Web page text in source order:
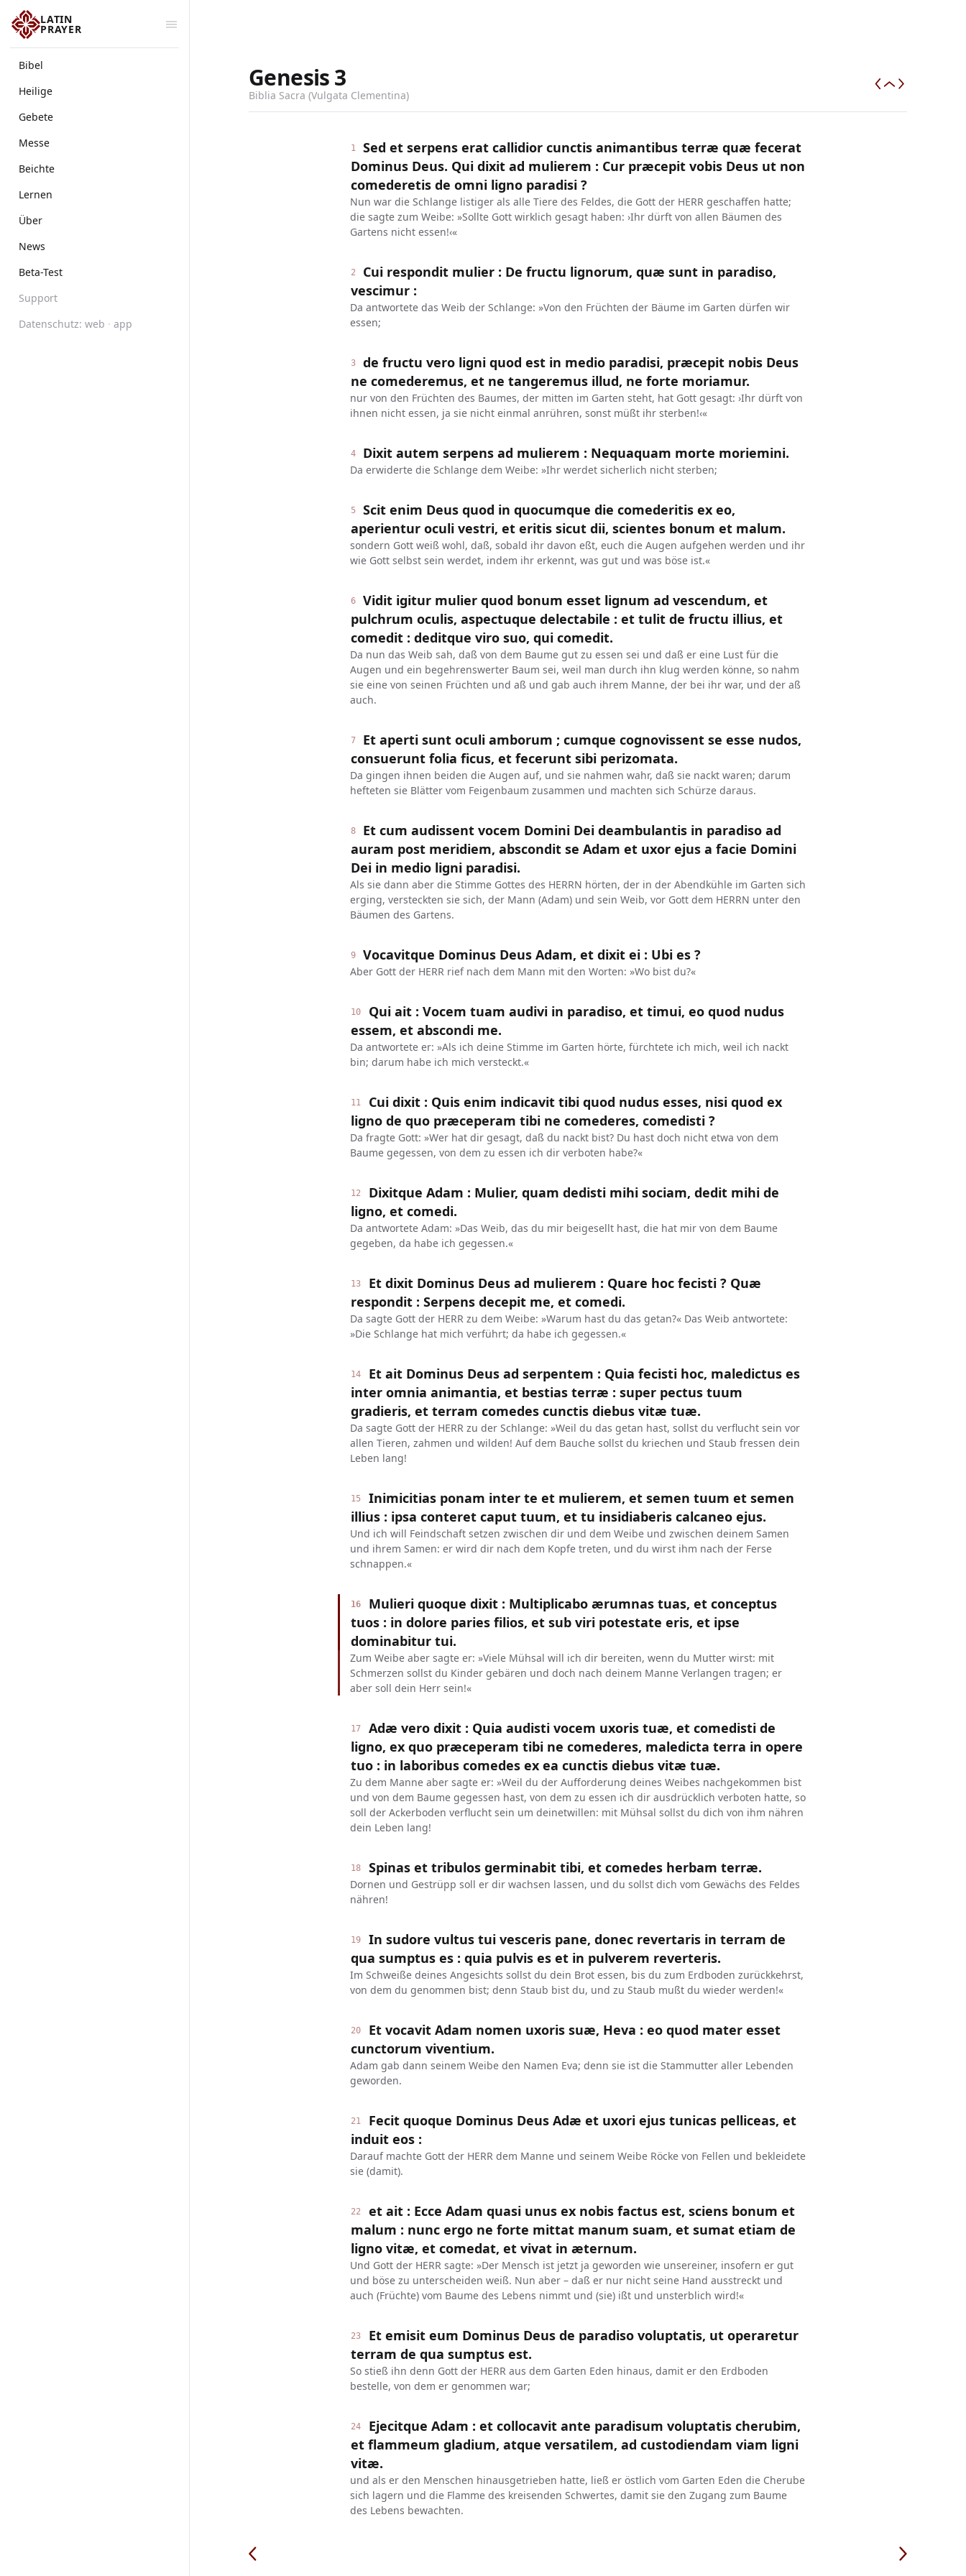
LATIN
PRAYER
Bibel
Heilige
Gebete
Messe
Beichte
Lernen
Über
News
Beta-Test
Support
Datenschutz: web · app
Genesis3
Biblia Sacra (Vulgata Clementina)
1
Sed et serpens erat callidior cunctis animantibus terræ quæ fecerat
Dominus Deus. Qui dixit ad mulierem : Cur præcepit vobis Deus ut non
comederetis de omni ligno paradisi ?
Nun war die Schlange listiger als alle Tiere des Feldes, die Gott der HERR geschaffen hatte;
die sagte zum Weibe: »Sollte Gott wirklich gesagt haben: ›Ihr dürft von allen Bäumen des
Gartens nicht essen!‹«
2
Cui respondit mulier : De fructu lignorum, quæ sunt in paradiso,
vescimur :
Da antwortete das Weib der Schlange: »Von den Früchten der Bäume im Garten dürfen wir
essen;
3
de fructu vero ligni quod est in medio paradisi, præcepit nobis Deus
ne comederemus, et ne tangeremus illud, ne forte moriamur.
nur von den Früchten des Baumes, der mitten im Garten steht, hat Gott gesagt: ›Ihr dürft von
ihnen nicht essen, ja sie nicht einmal anrühren, sonst müßt ihr sterben!‹«
4 Dixit autem serpens ad mulierem : Nequaquam morte moriemini.
Da erwiderte die Schlange dem Weibe: »Ihr werdet sicherlich nicht sterben;
5
Scit enim Deus quod in quocumque die comederitis ex eo,
aperientur oculi vestri, et eritis sicut dii, scientes bonum et malum.
sondern Gott weiß wohl, daß, sobald ihr davon eßt, euch die Augen aufgehen werden und ihr
wie Gott selbst sein werdet, indem ihr erkennt, was gut und was böse ist.«
6
Vidit igitur mulier quod bonum esset lignum ad vescendum, et
pulchrum oculis, aspectuque delectabile : et tulit de fructu illius, et
comedit : deditque viro suo, qui comedit.
Da nun das Weib sah, daß von dem Baume gut zu essen sei und daß er eine Lust für die
Augen und ein begehrenswerter Baum sei, weil man durch ihn klug werden könne, so nahm
sie eine von seinen Früchten und aß und gab auch ihrem Manne, der bei ihr war, und der aß
auch.
7
Et aperti sunt oculi amborum ; cumque cognovissent se esse nudos,
consuerunt folia ficus, et fecerunt sibi perizomata.
Da gingen ihnen beiden die Augen auf, und sie nahmen wahr, daß sie nackt waren; darum
hefteten sie Blätter vom Feigenbaum zusammen und machten sich Schürze daraus.
8
Et cum audissent vocem Domini Dei deambulantis in paradiso ad
auram post meridiem, abscondit se Adam et uxor ejus a facie Domini
Dei in medio ligni paradisi.
Als sie dann aber die Stimme Gottes des HERRN hörten, der in der Abendkühle im Garten sich
erging, versteckten sie sich, der Mann (Adam) und sein Weib, vor Gott dem HERRN unter den
Bäumen des Gartens.
9 Vocavitque Dominus Deus Adam, et dixit ei : Ubi es ?
Aber Gott der HERR rief nach dem Mann mit den Worten: »Wo bist du?«
10
Qui ait : Vocem tuam audivi in paradiso, et timui, eo quod nudus
essem, et abscondi me.
Da antwortete er: »Als ich deine Stimme im Garten hörte, fürchtete ich mich, weil ich nackt
bin; darum habe ich mich versteckt.«
11
Cui dixit : Quis enim indicavit tibi quod nudus esses, nisi quod ex
ligno de quo præceperam tibi ne comederes, comedisti ?
Da fragte Gott: »Wer hat dir gesagt, daß du nackt bist? Du hast doch nicht etwa von dem
Baume gegessen, von dem zu essen ich dir verboten habe?«
12
Dixitque Adam : Mulier, quam dedisti mihi sociam, dedit mihi de
ligno, et comedi.
Da antwortete Adam: »Das Weib, das du mir beigesellt hast, die hat mir von dem Baume
gegeben, da habe ich gegessen.«
13
Et dixit Dominus Deus ad mulierem : Quare hoc fecisti ? Quæ
respondit : Serpens decepit me, et comedi.
Da sagte Gott der HERR zu dem Weibe: »Warum hast du das getan?« Das Weib antwortete:
»Die Schlange hat mich verführt; da habe ich gegessen.«
14
Et ait Dominus Deus ad serpentem : Quia fecisti hoc, maledictus es
inter omnia animantia, et bestias terræ : super pectus tuum
gradieris, et terram comedes cunctis diebus vitæ tuæ.
Da sagte Gott der HERR zu der Schlange: »Weil du das getan hast, sollst du verflucht sein vor
allen Tieren, zahmen und wilden! Auf dem Bauche sollst du kriechen und Staub fressen dein
Leben lang!
15
Inimicitias ponam inter te et mulierem, et semen tuum et semen
illius : ipsa conteret caput tuum, et tu insidiaberis calcaneo ejus.
Und ich will Feindschaft setzen zwischen dir und dem Weibe und zwischen deinem Samen
und ihrem Samen: er wird dir nach dem Kopfe treten, und du wirst ihm nach der Ferse
schnappen.«
16
Mulieri quoque dixit : Multiplicabo ærumnas tuas, et conceptus
tuos : in dolore paries filios, et sub viri potestate eris, et ipse
dominabitur tui.
Zum Weibe aber sagte er: »Viele Mühsal will ich dir bereiten, wenn du Mutter wirst: mit
Schmerzen sollst du Kinder gebären und doch nach deinem Manne Verlangen tragen; er
aber soll dein Herr sein!«
17
Adæ vero dixit : Quia audisti vocem uxoris tuæ, et comedisti de
ligno, ex quo præceperam tibi ne comederes, maledicta terra in opere
tuo : in laboribus comedes ex ea cunctis diebus vitæ tuæ.
Zu dem Manne aber sagte er: »Weil du der Aufforderung deines Weibes nachgekommen bist
und von dem Baume gegessen hast, von dem zu essen ich dir ausdrücklich verboten hatte, so
soll der Ackerboden verflucht sein um deinetwillen: mit Mühsal sollst du dich von ihm nähren
dein Leben lang!
18 Spinas et tribulos germinabit tibi, et comedes herbam terræ.
Dornen und Gestrüpp soll er dir wachsen lassen, und du sollst dich vom Gewächs des Feldes
nähren!
19
In sudore vultus tui vesceris pane, donec revertaris in terram de
qua sumptus es : quia pulvis es et in pulverem reverteris.
Im Schweiße deines Angesichts sollst du dein Brot essen, bis du zum Erdboden zurückkehrst,
von dem du genommen bist; denn Staub bist du, und zu Staub mußt du wieder werden!«
20
Et vocavit Adam nomen uxoris suæ, Heva : eo quod mater esset
cunctorum viventium.
Adam gab dann seinem Weibe den Namen Eva; denn sie ist die Stammutter aller Lebenden
geworden.
21
Fecit quoque Dominus Deus Adæ et uxori ejus tunicas pelliceas, et
induit eos :
Darauf machte Gott der HERR dem Manne und seinem Weibe Röcke von Fellen und bekleidete
sie (damit).
22
et ait : Ecce Adam quasi unus ex nobis factus est, sciens bonum et
malum : nunc ergo ne forte mittat manum suam, et sumat etiam de
ligno vitæ, et comedat, et vivat in æternum.
Und Gott der HERR sagte: »Der Mensch ist jetzt ja geworden wie unsereiner, insofern er gut
und böse zu unterscheiden weiß. Nun aber – daß er nur nicht seine Hand ausstreckt und
auch (Früchte) vom Baume des Lebens nimmt und (sie) ißt und unsterblich wird!«
23
Et emisit eum Dominus Deus de paradiso voluptatis, ut operaretur
terram de qua sumptus est.
So stieß ihn denn Gott der HERR aus dem Garten Eden hinaus, damit er den Erdboden
bestelle, von dem er genommen war;
24
Ejecitque Adam : et collocavit ante paradisum voluptatis cherubim,
et flammeum gladium, atque versatilem, ad custodiendam viam ligni
vitæ.
und als er den Menschen hinausgetrieben hatte, ließ er östlich vom Garten Eden die Cherube
sich lagern und die Flamme des kreisenden Schwertes, damit sie den Zugang zum Baume
des Lebens bewachten.